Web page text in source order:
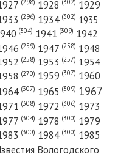
Север»
(298) 1928 (302) 1929
(296) 1934 (302) 1935
(304) 1941 (309) 1942
(259) 1947 (258) 1948
(258) 1953 (257) 1954
(270) 1959 (307) 1960
(307) 1965 (309) 1967
(308) 1972 (306) 1973
(304) 1978 (300) 1979
(300) 1984 (300) 1985
Вологодского